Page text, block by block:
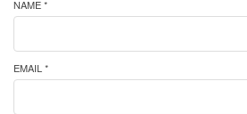
NAME *
EMAIL *